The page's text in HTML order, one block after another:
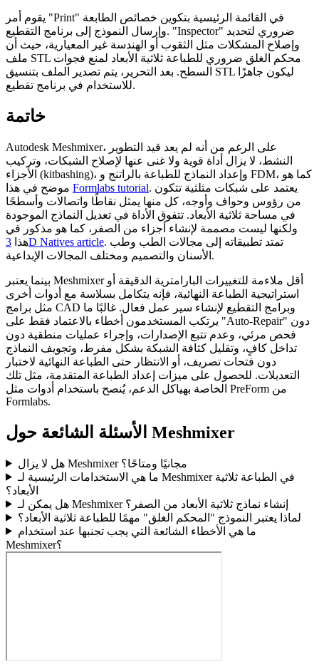
يقوم أمر "Print" في القائمة الرئيسية بتكوين خصائص الطابعة
وإرسال النموذج إلى برنامج التقطيع. "Inspector" ضروري لتحديد
وإصلاح المشكلات مثل الثقوب أو الهندسة غير المعيارية، حيث أن
ملف STL محكم الغلق ضروري للطباعة ثلاثية الأبعاد لمنع فجوات
السطح. بعد التحرير، يتم تصدير الملف بتنسيق STL ليكون جاهزًا
للاستخدام في برنامج تقطيع.
خاتمة
Autodesk Meshmixer، على الرغم من أنه لم يعد قيد التطوير
النشط، لا يزال أداة قوية ولا غنى عنها لإصلاح الشبكات، وتركيب
الأجزاء (kitbashing)، وإعداد النماذج للطباعة بالراتنج و FDM، كما هو
Formlabs tutorial. يعتمد على شبكات مثلثية تتكون
من رؤوس وحواف وأوجه، كل منها يمثل نقاطًا واتصالات وأسطحًا
في مساحة ثلاثية الأبعاد. تتفوق الأداة في تعديل النماذج الموجودة
ولكنها ليست مصممة لإنشاء أجزاء من الصفر، كما هو مذكور في
هذا3D Natives article. تمتد تطبيقاته إلى مجالات الطب وطب
الأسنان والتصميم ومختلف المجالات الإبداعية.
بينما يعتبر Meshmixer أقل ملاءمة للتغييرات البارامترية الدقيقة أو
استراتيجية الطباعة النهائية، فإنه يتكامل بسلاسة مع أدوات أخرى
مثل برامج CAD وبرامج التقطيع لإنشاء سير عمل فعال. غالبًا ما
يرتكب المستخدمون أخطاء بالاعتماد فقط على "Auto-Repair" دون
فحص مرئي، وعدم تتبع الإصدارات، وإجراء عمليات منطقية دون
تداخل كافٍ، وتقليل كثافة الشبكة بشكل مفرط، وتجويف النماذج
دون فتحات تصريف، أو الانتظار حتى الطباعة النهائية لاختبار
التعديلات. للحصول على ميزات إعداد الطباعة المتقدمة، مثل تلك
الخاصة بهياكل الدعم، يُنصح باستخدام أدوات مثل PreForm من
Formlabs.
الأسئلة الشائعة حول Meshmixer
هل لا يزال Meshmixer مجانيًا ومتاحًا؟
ما هي الاستخدامات الرئيسية لـ Meshmixer في الطباعة ثلاثية
الأبعاد؟
هل يمكن لـ Meshmixer إنشاء نماذج ثلاثية الأبعاد من الصفر؟
لماذا يعتبر النموذج "المحكم الغلق" مهمًا للطباعة ثلاثية الأبعاد؟
ما هي الأخطاء الشائعة التي يجب تجنبها عند استخدام
Meshmixer؟